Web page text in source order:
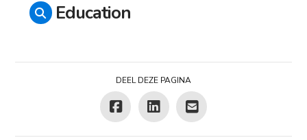
Education
DEEL DEZE PAGINA